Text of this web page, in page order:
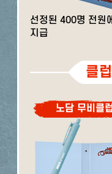
선정된 400명 전원
지급
클
노담 무비클럽